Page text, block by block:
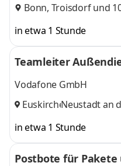
Bonn, Troisdorfund
in etwa 1 Stunde
Teamleiter
Vodafone GmbH
Euskirchen,
Neustadt an
in etwa 1 Stunde
Postbote für